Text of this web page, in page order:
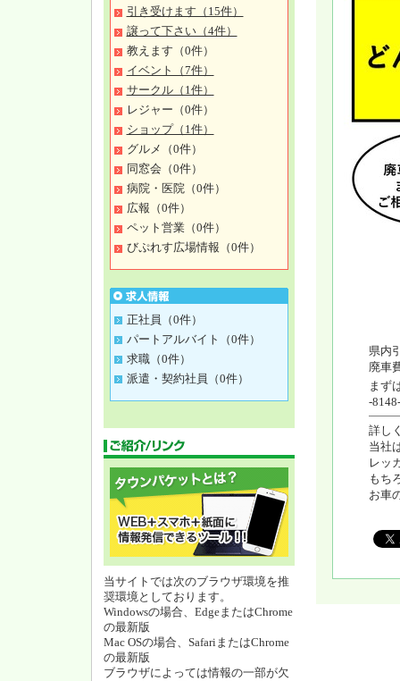
引き受けます（15件）
譲って下さい（4件）
教えます（0件）
イベント（7件）
サークル（1件）
レジャー（0件）
ショップ（1件）
グルメ（0件）
同窓会（0件）
病院・医院（0件）
広報（0件）
ペット営業（0件）
びぷれす広場情報（0件）
正社員（0件）
パートアルバイト（0件）
求職（0件）
派遣・契約社員（0件）
当サイトでは次のブラウザ環境を推
奨環境としております。
Windowsの場合、EdgeまたはChrome
の最新版
Mac OSの場合、SafariまたはChrome
の最新版
ブラウザによっては情報の一部が欠
県内
廃車
まず
-
詳し
当社
レッ
もち
お車